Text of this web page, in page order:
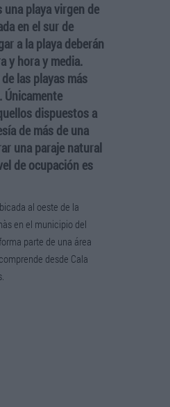
una playa virgen de
en el sur de
a la playa deberán
y hora y media.
las playas más
Únicamente
dispuestos a
de más de una
una paraje natural
de ocupación es
al oeste de la
en el municipio del
parte de una área
desde Cala